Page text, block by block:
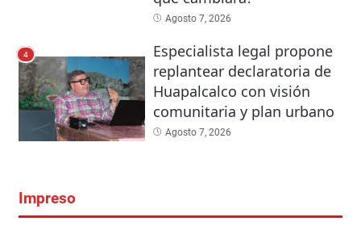
Agosto 7, 2026
4
Especialista legal propone
replantear declaratoria de
Huapalcalco con visión
comunitaria y plan urbano
Agosto 7, 2026
Impreso